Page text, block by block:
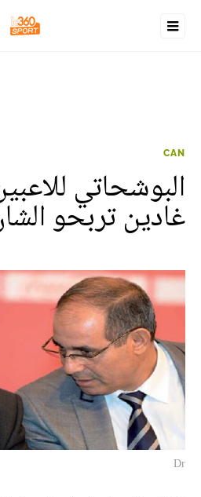
CAN
البوشحاتي
غادين تربحو
Dr